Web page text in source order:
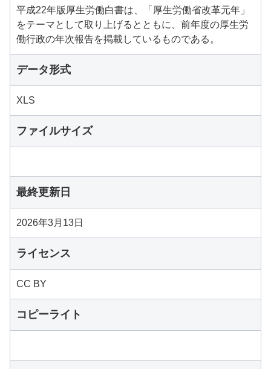
平成22年版厚生労働白書は、「厚生労働省改革元年」
をテーマとして取り上げるとともに、前年度の厚生労
働行政の年次報告を掲載しているものである。
データ形式
XLS
ファイルサイズ
最終更新日
2026年3月13日
ライセンス
CC BY
コピーライト